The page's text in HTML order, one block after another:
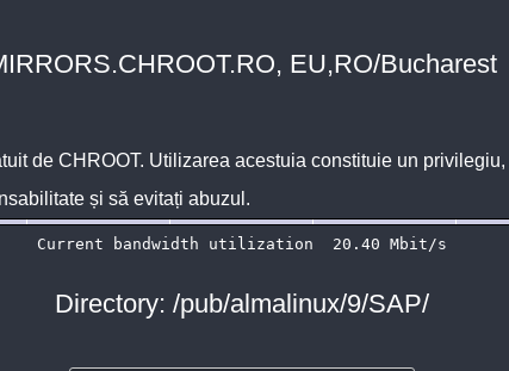
EU,RO/Bucharest
de CHROOT. Utilizarea acestuia constituie un
și să evitați abuzul.
Directory: /pub/almalinux/9/SAP/